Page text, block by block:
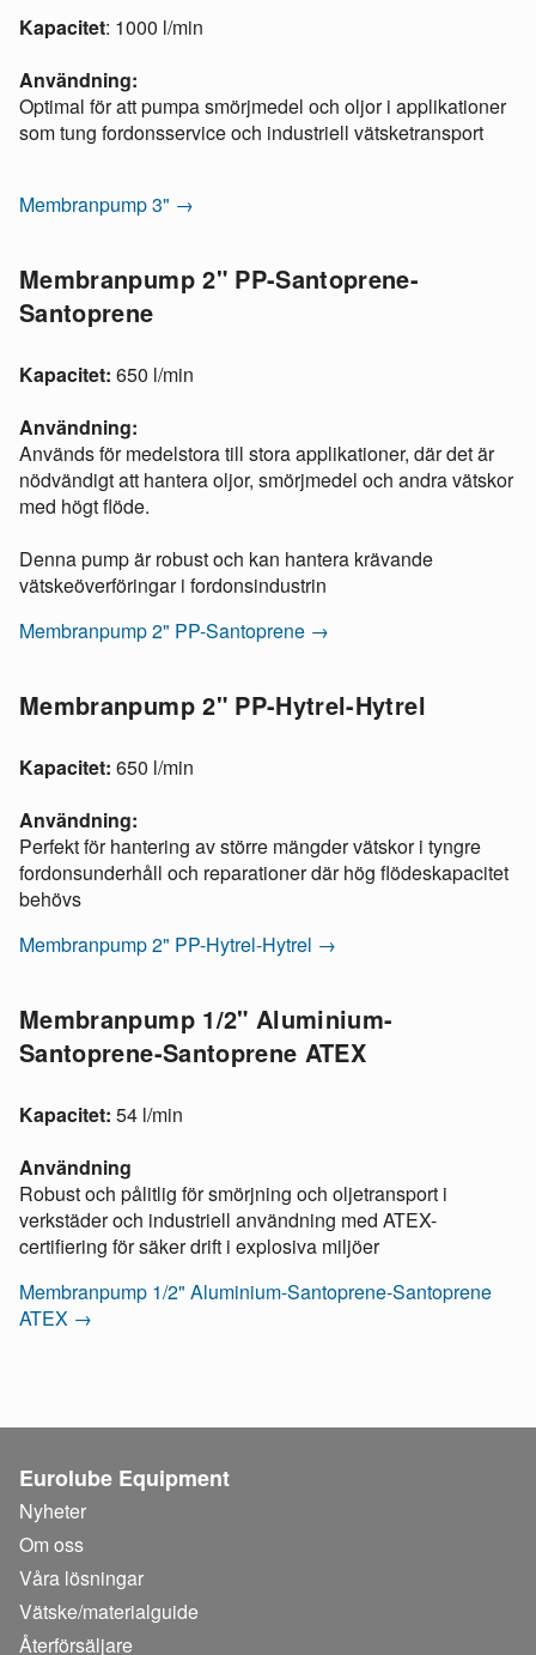
Kapacitet: 1000 l/min
Användning:
Optimal för att pumpa smörjmedel och oljor i applikationer
som tung fordonsservice och industriell vätsketransport​
Membranpump 3" →
Membranpump 2" PP-Santoprene-
Santoprene
Kapacitet: 650 l/min
Användning:
Används för medelstora till stora applikationer, där det är
nödvändigt att hantera oljor, smörjmedel och andra vätskor
med högt flöde.
Denna pump är robust och kan hantera krävande
vätskeöverföringar i fordonsindustrin​
Membranpump 2" PP-Santoprene →
Membranpump 2" PP-Hytrel-Hytrel
Kapacitet: 650 l/min
Användning:
Perfekt för hantering av större mängder vätskor i tyngre
fordonsunderhåll och reparationer där hög flödeskapacitet
behövs
Membranpump 2" PP-Hytrel-Hytrel →
Membranpump 1/2" Aluminium-
Santoprene-Santoprene ATEX
Kapacitet: 54 l/min
Användning
Robust och pålitlig för smörjning och oljetransport i
verkstäder och industriell användning med ATEX-
certifiering för säker drift i explosiva miljöer​
Membranpump 1/2" Aluminium-Santoprene-Santoprene
ATEX →
Eurolube Equipment
Nyheter
Om oss
Våra lösningar
Vätske/materialguide
Återförsäljare